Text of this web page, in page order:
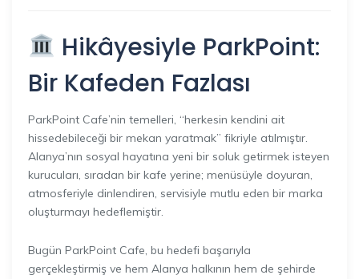
Hikâyesiyle ParkPoint:
Bir Kafeden Fazlası
ParkPoint Cafe’nin temelleri, “herkesin kendini ait
hissedebileceği bir mekan yaratmak” fikriyle atılmıştır.
Alanya’nın sosyal hayatına yeni bir soluk getirmek isteyen
kurucuları, sıradan bir kafe yerine; menüsüyle doyuran,
atmosferiyle dinlendiren, servisiyle mutlu eden bir marka
oluşturmayı hedeflemiştir.
Bugün ParkPoint Cafe, bu hedefi başarıyla
gerçekleştirmiş ve hem Alanya halkının hem de şehirde